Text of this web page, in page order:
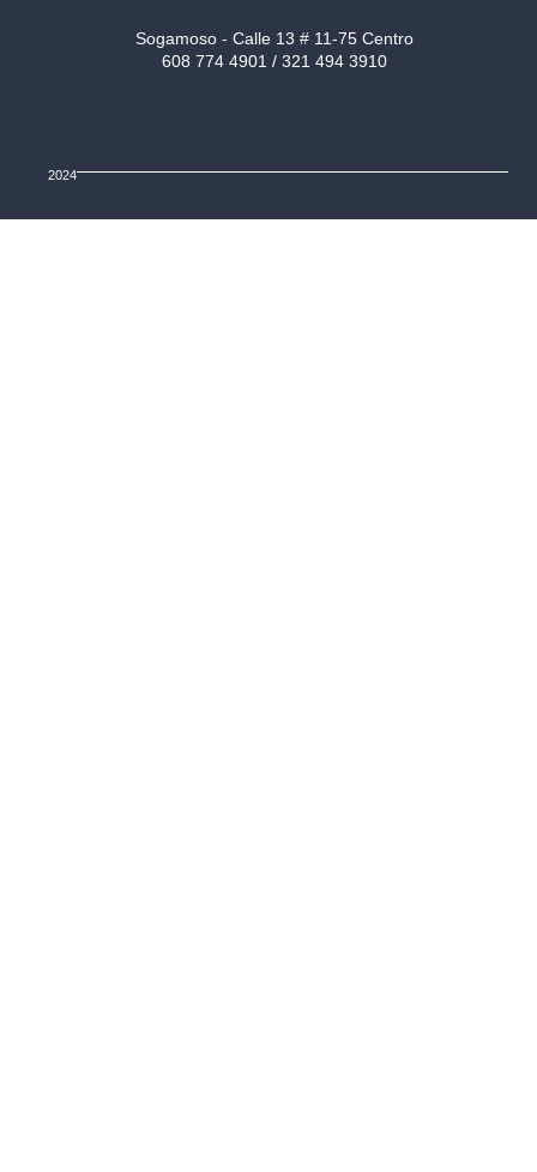
Sogamoso - Calle 13 # 11-75 Centro
608 774 4901 / 321 494 3910
2024